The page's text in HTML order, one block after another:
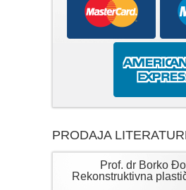
PRODAJA
Prof. dr Borko
Rekonstruktivna